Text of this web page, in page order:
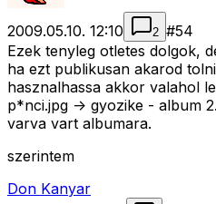
2009.05.10. 12:10 2 #54
Ezek tenyleg otletes dolgok,
ha ezt publikusan akarod
hasznalhassa akkor valahol
p*nci.jpg -> gyozike - album
varva vart albumara.
szerintem
Don Kanyar